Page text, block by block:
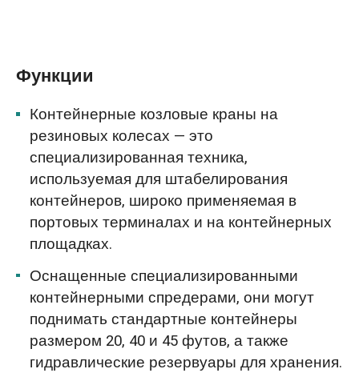
Функции
Контейнерные козловые краны на
резиновых колесах — это
специализированная техника,
используемая для штабелирования
контейнеров, широко применяемая в
портовых терминалах и на контейнерных
площадках.
Оснащенные специализированными
контейнерными спредерами, они могут
поднимать стандартные контейнеры
размером 20, 40 и 45 футов, а также
гидравлические резервуары для хранения.